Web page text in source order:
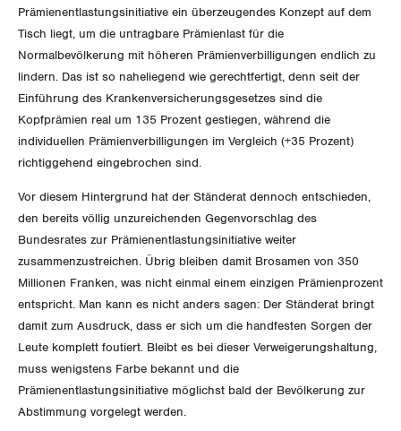
Bestellformular
Feministische Kommission
Jugendkommission
Migrationskommission
Queer-Kommission
Freiburg
Genf
Graubünden
ANGESCHLOSSENE VERBÄNDE
OFFENE STELLEN
AGENDA
Medienmitteilungen
Dossier
Vernehmlassungen
Bücher/Broschüren
Kontakt
Prämienentlastungsinitiative ein überzeu­gendes Konzept auf dem
Tisch liegt, um die untragbare Prämienlast für die
Normalbevölkerung mit höheren Prämienverbilligungen endlich zu
lindern. Das ist so naheliegend wie gerechtfertigt, denn seit der
Einführung des Krankenversicherungsgesetzes sind die
Kopfprämien real um 135 Prozent gestiegen, während die
individuellen Prämienverbilligungen im Vergleich (+35 Prozent)
richtiggehend eingebrochen sind.
Vor diesem Hintergrund hat der Ständerat dennoch entschieden,
den bereits völlig unzureichenden Gegenvorschlag des
Bundesrates zur Prämienentlastungsinitiative weiter
zusammenzustreichen. Übrig bleiben damit Brosamen von 350
Millionen Franken, was nicht einmal einem einzigen Prä­mienprozent
entspricht. Man kann es nicht anders sagen: Der Ständerat bringt
damit zum Aus­druck, dass er sich um die handfesten Sorgen der
Leute komplett foutiert. Bleibt es bei dieser Verweigerungshaltung,
muss wenigstens Farbe bekannt und die
Prämienentlastungsinitiative mög­lichst bald der Bevölkerung zur
Abstimmung vorgelegt werden.